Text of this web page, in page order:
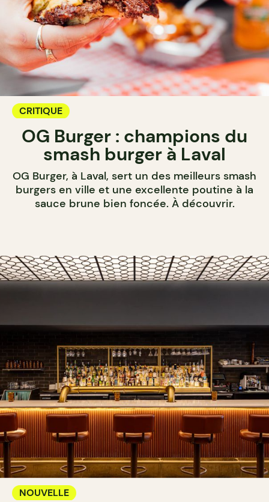
CRITIQUE
OG Burger : champions du
smash burger à Laval
OG Burger, à Laval, sert un des meilleurs smash
burgers en ville et une excellente poutine à la
sauce brune bien foncée. À découvrir.
NOUVELLE